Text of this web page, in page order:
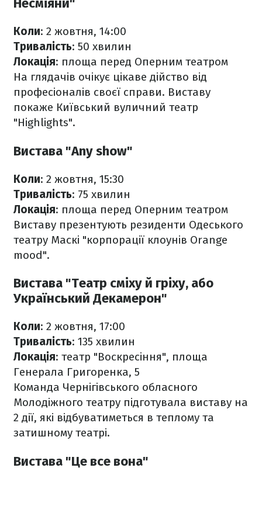
Несміяни"
Коли: 2 жовтня, 14:00
Тривалість: 50 хвилин
Локація: площа перед Оперним театром
На глядачів очікує цікаве дійство від
професіоналів своєї справи. Виставу
покаже Київський вуличний театр
"Highlights".
Вистава "Any show"
Коли: 2 жовтня, 15:30
Тривалість: 75 хвилин
Локація: площа перед Оперним театром
Виставу презентують резиденти Одеського
театру Маскі "корпорації клоунів Orange
mood".
Вистава "Театр сміху й гріху, або
Український Декамерон"
Коли: 2 жовтня, 17:00
Тривалість: 135 хвилин
Локація: театр "Воскресіння", площа
Генерала Григоренка, 5
Команда Чернігівського обласного
Молодіжного театру підготувала виставу на
2 дії, які відбуватиметься в теплому та
затишному театрі.
Вистава "Це все вона"